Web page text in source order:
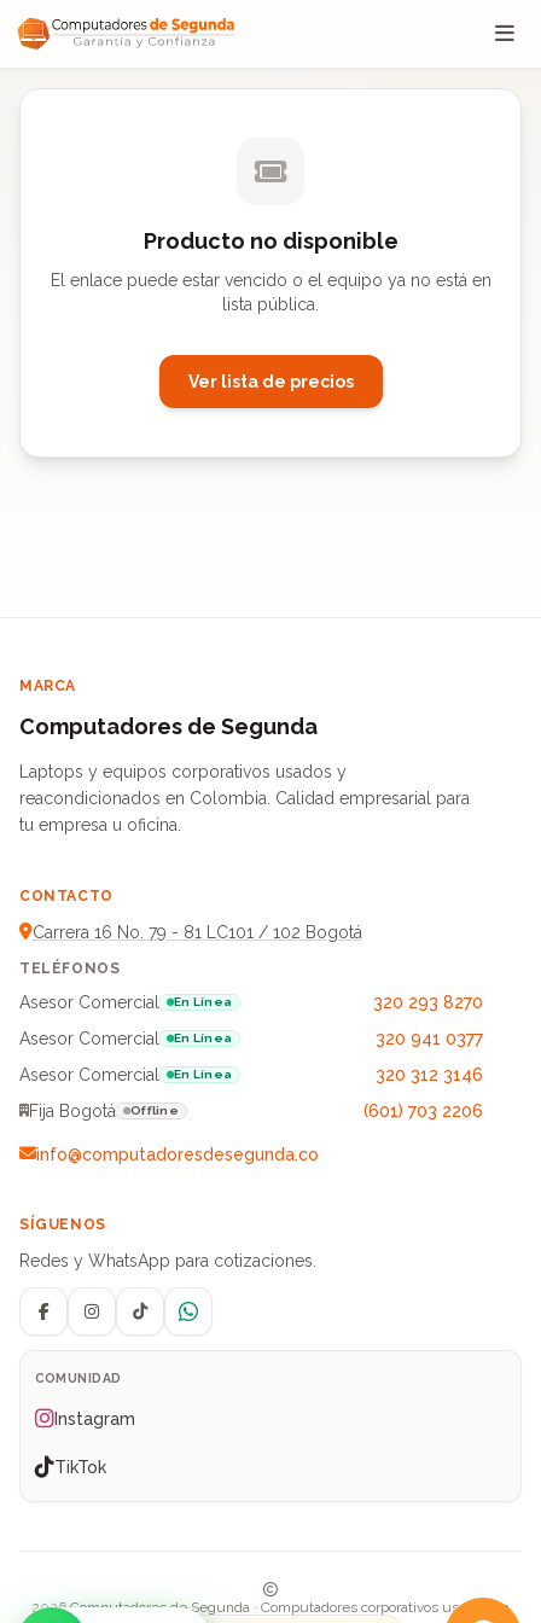
Saltar al contenido
Producto no disponible
El enlace puede estar vencido o el equipo ya no está en
lista pública.
Ver lista de precios
MARCA
Computadores de Segunda
Laptops y equipos corporativos usados y
reacondicionados en Colombia. Calidad empresarial para
tu empresa u oficina.
CONTACTO
Carrera 16 No. 79 - 81 LC101 / 102 Bogotá
TELÉFONOS
Asesor Comercial En Línea
320 293 8270
Asesor Comercial
En Línea
320 941 0377
Asesor Comercial
En Línea
320 312 3146
Fija Bogotá
Offline (601) 703 2206
info@computadoresdesegunda.co
SÍGUENOS
Redes y WhatsApp para cotizaciones.
FacebookInstagramTikTokWhatsApp
COMUNIDAD
Instagram
TikTok
2026 Computadores de Segunda · Computadores corporativos usados en